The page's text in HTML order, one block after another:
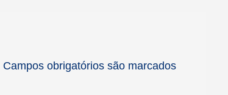
Campos obrigatórios são marcados